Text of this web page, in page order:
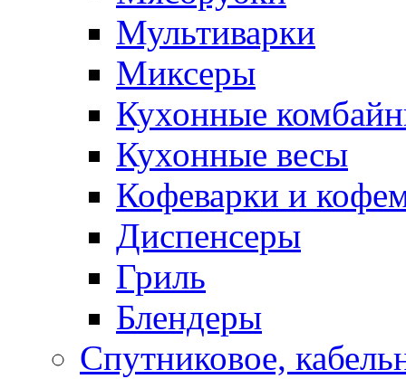
Мультиварки
Миксеры
Кухонные
Кухонные весы
Кофеварки и
Диспенсеры
Гриль
Блендеры
Спутниковое,